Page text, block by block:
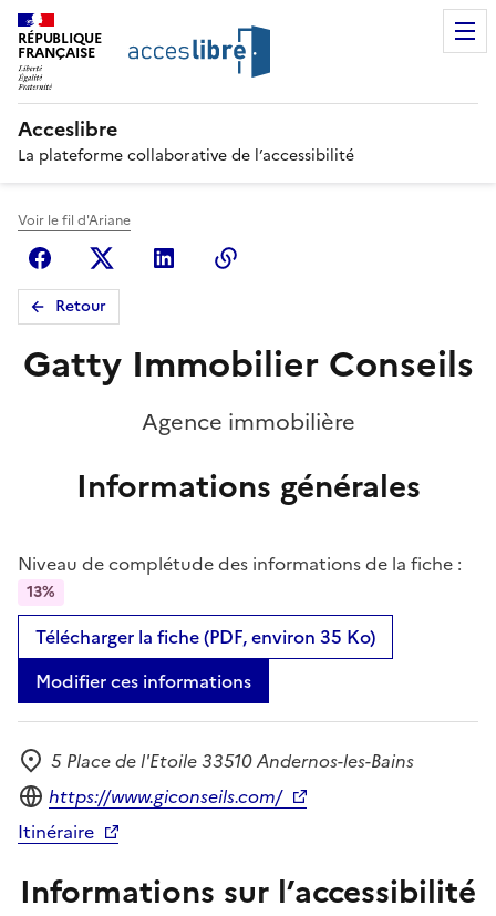
RÉPUBLIQUE
FRANÇAISE
Acceslibre
La plateforme collaborative de l’accessibilité
Voir le fil d'Ariane
FacebookX (anciennement Twitter)
Linkedin
Retour
Gatty Immobilier Conseils
Agence immobilière
Informations générales
Niveau de complétude des informations de la fiche :
13%
Télécharger la fiche (PDF, environ 35 Ko)
Modifier ces informations
Adresse
5 Place de l'Etoile 33510 Andernos-les-Bains
Site internet
https://www.giconseils.com/
Itinéraire
Informations sur l’accessibilité